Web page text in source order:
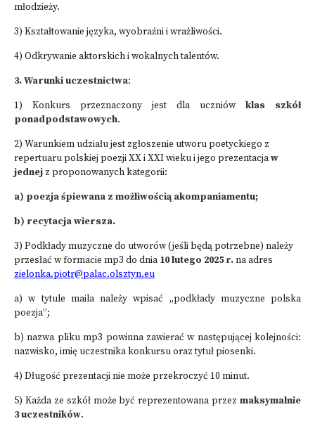
młodzieży.
3) Kształtowanie języka, wyobraźni i wrażliwości.
4) Odkrywanie aktorskich i wokalnych talentów.
3. Warunki uczestnictwa:
1) Konkurs przeznaczony jest dla uczniów klas szkół
ponadpodstawowych.
2) Warunkiem udziału jest zgłoszenie utworu poetyckiego z
repertuaru polskiej poezji XX i XXI wieku i jego prezentacjaw
jednej z proponowanych kategorii:
a) poezja śpiewana z możliwością akompaniamentu;
b) recytacja wiersza.
3) Podkłady muzyczne do utworów (jeśli będą potrzebne) należy
przesłać w formacie mp3 do dnia 10 lutego 2025 r.na adres
zielonka.piotr@palac.olsztyn.eu
a) w tytule maila należy wpisać „podkłady muzyczne polska
poezja”;
b) nazwa pliku mp3 powinna zawierać w następującej kolejności:
nazwisko, imię uczestnika konkursu oraz tytuł piosenki.
4) Długość prezentacji nie może przekroczyć 10 minut.
5) Każda ze szkół może być reprezentowana przez maksymalnie
3 uczestników.